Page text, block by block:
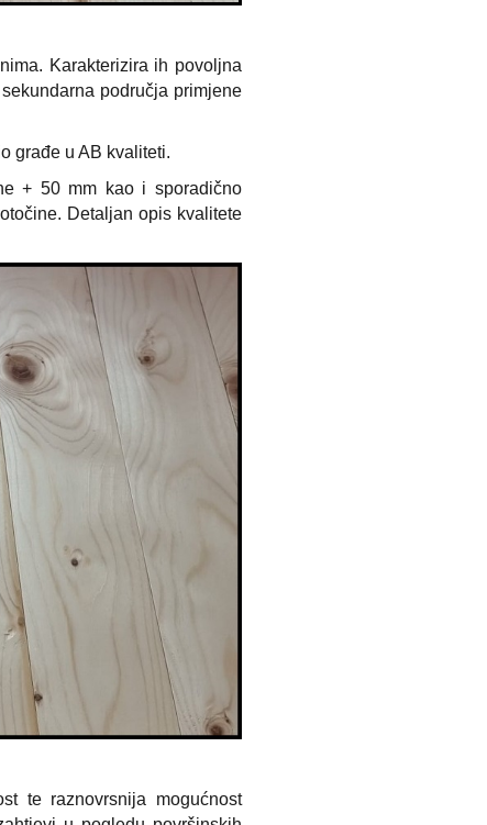
Karakterizira ih povoljna
područja primjene
građe u AB kvaliteti.
+ 50 mm kao i sporadično
Detaljan opis kvalitete
te raznovrsnija mogućnost